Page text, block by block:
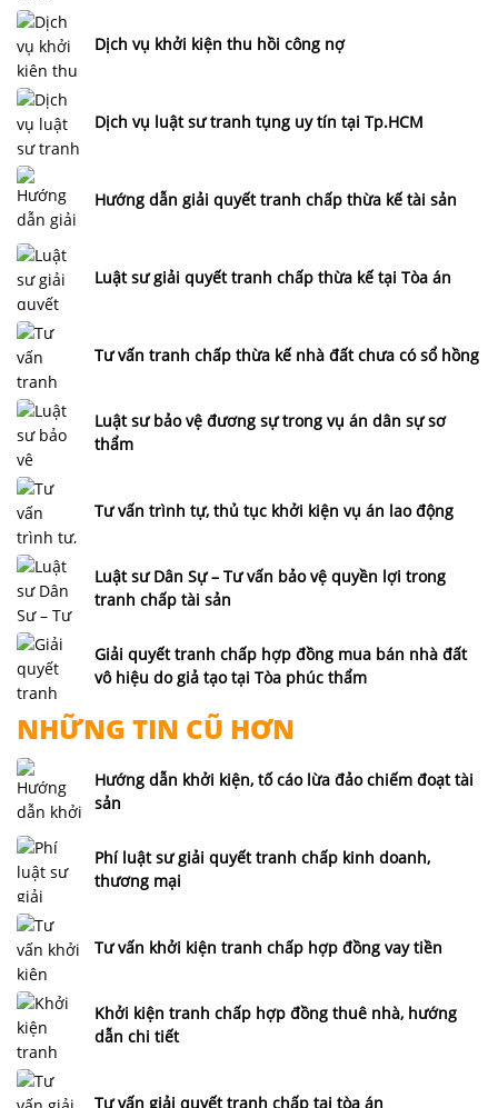
Dịch vụ khởi kiện thu hồi công nợ
Dịch vụ luật sư tranh tụng uy tín tại Tp.HCM
Hướng dẫn giải quyết tranh chấp thừa kế tài sản
Luật sư giải quyết tranh chấp thừa kế tại Tòa án
Tư vấn tranh chấp thừa kế nhà đất chưa có sổ hồng
Luật sư bảo vệ đương sự trong vụ án dân sự sơ
thẩm
Tư vấn trình tự, thủ tục khởi kiện vụ án lao động
Luật sư Dân Sự – Tư vấn bảo vệ quyền lợi trong
tranh chấp tài sản
Giải quyết tranh chấp hợp đồng mua bán nhà đất
vô hiệu do giả tạo tại Tòa phúc thẩm
NHỮNG TIN CŨ HƠN
Hướng dẫn khởi kiện, tố cáo lừa đảo chiếm đoạt tài
sản
Phí luật sư giải quyết tranh chấp kinh doanh,
thương mại
Tư vấn khởi kiện tranh chấp hợp đồng vay tiền
Khởi kiện tranh chấp hợp đồng thuê nhà, hướng
dẫn chi tiết
Tư vấn giải quyết tranh chấp tại tòa án